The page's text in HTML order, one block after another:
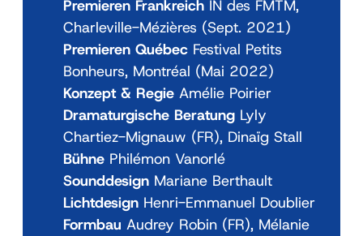
Premieren Frankreich IN des FMTM,
Charleville-Mézières (Sept. 2021)
Premieren Québec Festival Petits
Bonheurs, Montréal (Mai 2022)
Konzept & Regie Amélie Poirier
Dramaturgische Beratung Lyly
Chartiez-Mignauw (FR), Dinaïg Stall
Bühne Philémon Vanorlé
Sounddesign Mariane Berthault
Lichtdesign Henri-Emmanuel Doublier
Formbau Audrey Robin (FR), Mélanie